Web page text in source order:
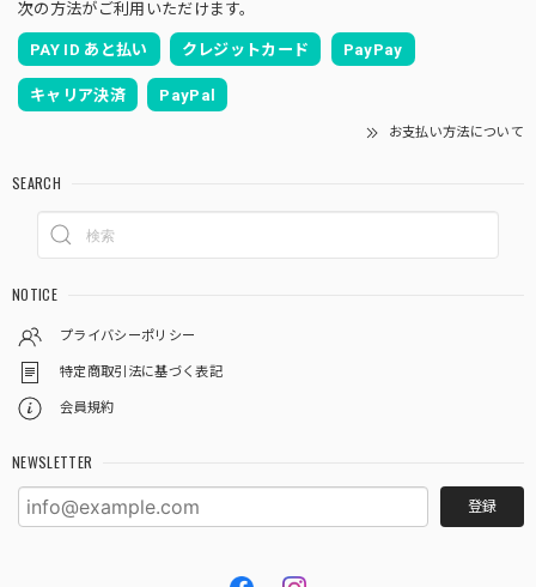
次の方法がご利用いただけます。
PAY ID あと払い クレジットカード PayPay
キャリア決済 PayPal
お支払い方法について
SEARCH
NOTICE
プライバシーポリシー
特定商取引法に基づく表記
会員規約
NEWSLETTER
登録